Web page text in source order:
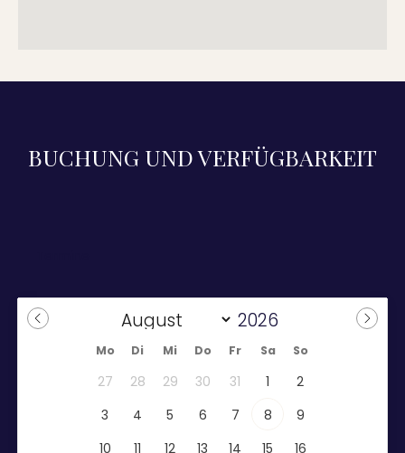
BUCHUNG UND VERFÜGBARKEIT
Mo Di Mi Do Fr Sa So
27 28 29 30 31 1
2
3
4 5 6 7 8
9
10
11 12 13 14 15
16